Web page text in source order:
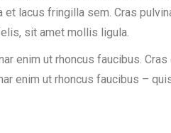
lacus fringilla sem. Cras
sit amet mollis ligula.
enim ut rhoncus faucibus.
enim ut rhoncus faucibus –